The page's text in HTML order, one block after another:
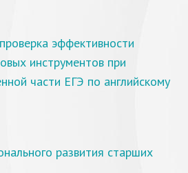
эффективности
инструментов при
части ЕГЭ по английскому
развития старших